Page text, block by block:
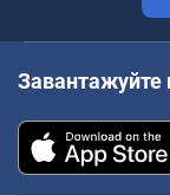
Завантажуйте